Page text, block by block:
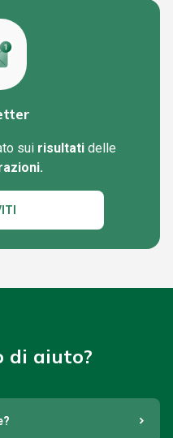
sui risultati delle
di aiuto?